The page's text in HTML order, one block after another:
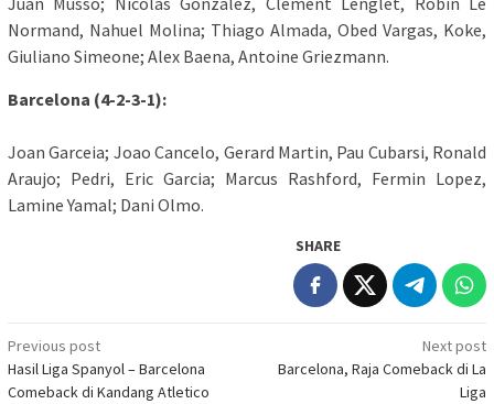
Normand, Nahuel Molina; Thiago Almada, Obed Vargas, Koke,
Giuliano Simeone; Alex Baena, Antoine Griezmann.
Barcelona (4-2-3-1):
Joan Garceia; Joao Cancelo, Gerard Martin, Pau Cubarsi, Ronald
Araujo; Pedri, Eric Garcia; Marcus Rashford, Fermin Lopez,
Lamine Yamal; Dani Olmo.
SHARE
Post
navigation
Previous post
Hasil Liga Spanyol – Barcelona
Comeback di Kandang Atletico
Next post
Barcelona, Raja Comeback di La
Liga